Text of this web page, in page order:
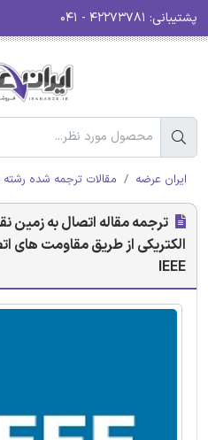
پشتیبانی:
ایران عرضه مقالات ترجمه شده
ترجمه مقاله اتصال به
الکتریکی از طریق مقاومت های
IEEE